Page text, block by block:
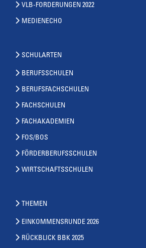
VLB-FORDERUNGEN 2022
MEDIENECHO
SCHULARTEN
BERUFSSCHULEN
BERUFSFACHSCHULEN
FACHSCHULEN
FACHAKADEMIEN
FOS/BOS
FÖRDERBERUFSSCHULEN
WIRTSCHAFTSSCHULEN
THEMEN
EINKOMMENSRUNDE 2026
RÜCKBLICK BBK 2025